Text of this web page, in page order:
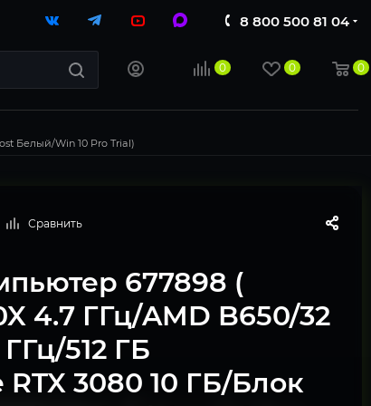
8 800 500 81 04
0 0 0
Белый/Win 10 Pro Trial)
Сравнить
677898 (
4.7 ГГц/AMD B650/32
512 ГБ
RTX 3080 10 ГБ/Блок